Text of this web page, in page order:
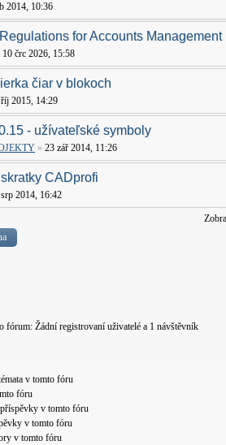
2014, 10:36
for Accounts Management
10 črc 2026, 15:58
čiar v blokoch
2015, 14:29
- užívateľské symboly
» 23 zář 2014, 11:26
CADprofi
2014, 16:42
fórum: Žádní registrovaní uživatelé a 1 návštěvník
v tomto fóru
fóru
v tomto fóru
v tomto fóru
v tomto fóru